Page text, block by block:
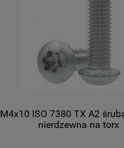
M4x10 ISO 7380 TX A2
nierdzewna na torx